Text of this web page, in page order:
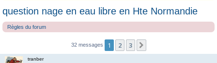
question nage en eau libre en Hte Normandie
Règles du forum
32 messages 1 2 3
tranber